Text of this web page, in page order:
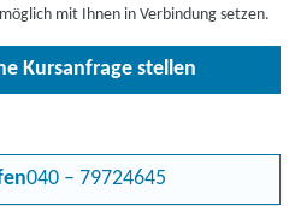
und Behörden, in der Abfall- und
und Umweltschutz-NGOs,
Im Zeichen des
Bewusstseins und rechtlicher
hohe Fachkräfte-Nachfrage und
für das Wohlergehen der
mit Ihnen in Verbindung setzen.
Kursanfrage stellen
040 – 79724645